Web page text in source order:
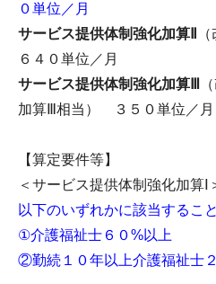
０単位／月
サービス提供体制強化加算Ⅱ
６４０単位／月
サービス提供体制強化加算Ⅲ
加算Ⅲ相当） ３５０単位／月
【算定要件等】
＜サービス提供体制強化加算Ⅰ
以下のいずれかに該当すること
①介護福祉士６０%以上
②勤続１０年以上介護福祉士